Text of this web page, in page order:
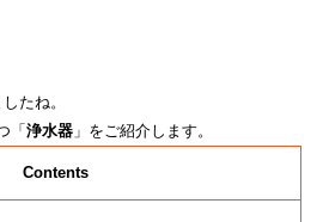
たね。
「浄水器」をご紹介します。
Contents